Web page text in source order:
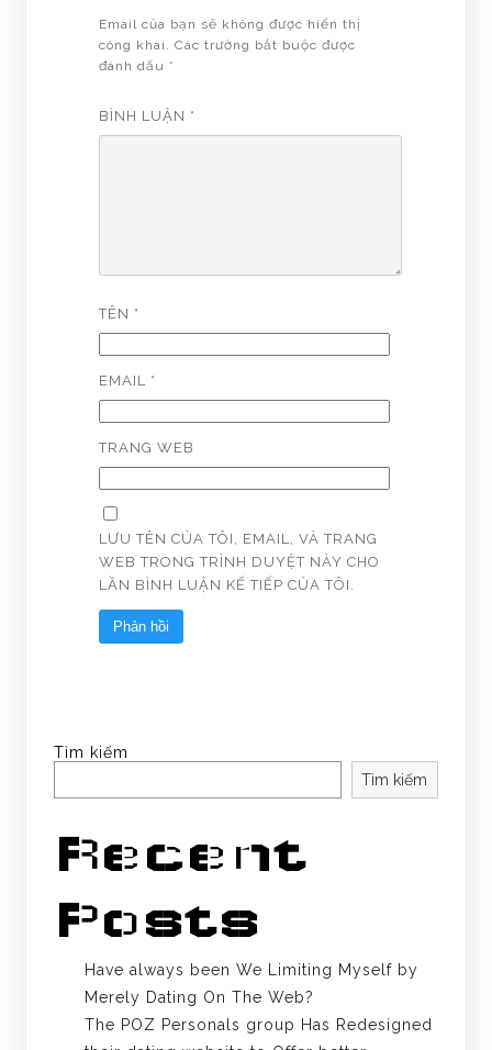
Email của bạn sẽ không được hiển thị
công khai.
Các trường bắt buộc được
đánh dấu *
BÌNH LUẬN *
TÊN *
EMAIL *
TRANG WEB
LƯU TÊN CỦA TÔI, EMAIL, VÀ TRANG
WEB TRONG TRÌNH DUYỆT NÀY CHO
LẦN BÌNH LUẬN KẾ TIẾP CỦA TÔI.
Tìm kiếm
Tìm kiếm
Recent
Posts
Have always been We Limiting Myself by
Merely Dating On The Web?
The POZ Personals group Has Redesigned